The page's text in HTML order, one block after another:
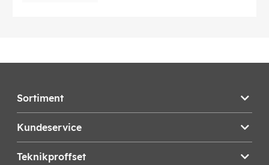
Sortiment
Kundeservice
Teknikproffset